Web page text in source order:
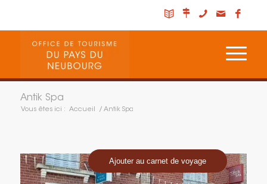
Antik Spa
Vous êtes ici : Accueil / Antik Spa
Ajouter au carnet de voyage